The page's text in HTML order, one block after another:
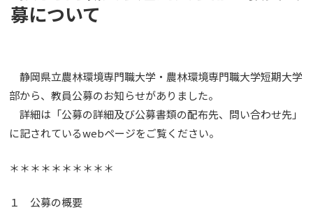
募について
静岡県立農林環境専門職大学・農林環境専門職大学短期大学
部から、教員公募のお知らせがありました。
詳細は「公募の詳細及び公募書類の配布先、問い合わせ先」
に記されているwebページをご覧ください。
＊＊＊＊＊＊＊＊＊＊
１ 公募の概要